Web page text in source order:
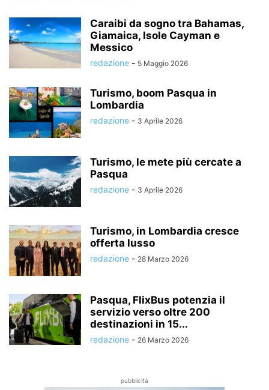
Caraibi da sogno tra Bahamas,
Giamaica, Isole Cayman e
Messico
redazione - 5 Maggio 2026
Turismo, boom Pasqua in
Lombardia
redazione - 3 Aprile 2026
Turismo, le mete più cercate a
Pasqua
redazione - 3 Aprile 2026
Turismo, in Lombardia cresce
offerta lusso
redazione - 28 Marzo 2026
Pasqua, FlixBus potenzia il
servizio verso oltre 200
destinazioni in 15...
redazione - 26 Marzo 2026
pubblicità